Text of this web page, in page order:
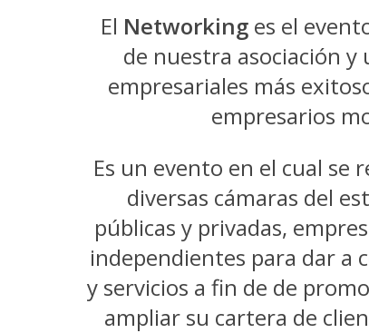
El Networkinges el
de nuestra asociación y
empresariales más
empresarios
Es un evento en el cual se
diversas cámaras del
públicas y privadas,
independientes para dar a
y servicios a fin de de
ampliar su cartera de